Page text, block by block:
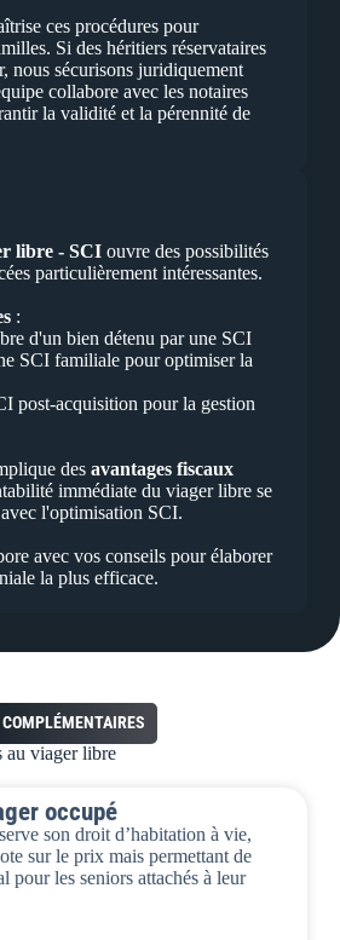
ces procédures pour
Si des héritiers réservataires
nous sécurisons juridiquement
collabore avec les notaires
la validité et la pérennité de
libre - SCIouvre des possibilités
particulièrement intéressantes.
:
d'un bien détenu par une SCI
SCI familiale pour optimiser la
post-acquisition pour la gestion
des avantages fiscaux
immédiate du viager libre se
l'optimisation SCI.
avec vos conseils pour élaborer
la plus efficace.
au viager libre
occupé
son droit d’habitation à vie,
sur le prix mais permettant de
pour les seniors attachés à leur